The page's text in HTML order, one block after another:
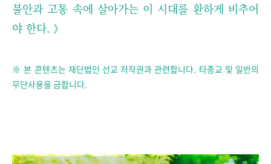
불안과 고통 속에 살아가는 이 시대를 환하게 비추어
야 한다. 》
※ 본 콘텐츠는 재단법인 선교 저작권과 관련합니다. 타종교 및 일반의
무단사용을 금합니다.